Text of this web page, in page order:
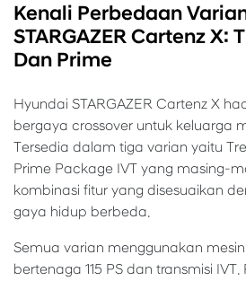
Kenali Perbedaan
STARGAZER Cartenz X:
Dan Prime
Hyundai STARGAZER Cartenz X
bergaya crossover untuk keluarga
Tersedia dalam tiga varian yaitu
Prime Package IVT yang masing-
kombinasi fitur yang disesuaikan
gaya hidup berbeda.
Semua varian menggunakan
bertenaga 115 PS dan transmisi